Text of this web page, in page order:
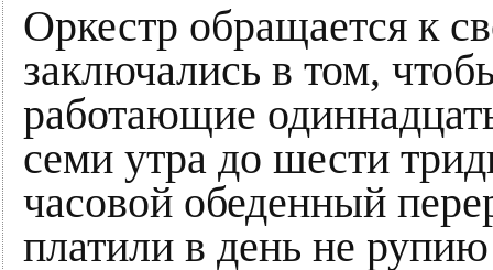
Оркестр обращается к
заключались в том,
работающие
семи утра до шести
часовой обеденный
платили в день не